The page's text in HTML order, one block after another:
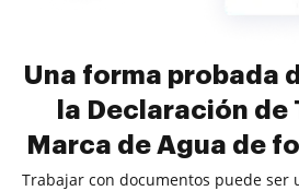
Una forma probada
la Declaración de
Marca de Agua de
Trabajar con documentos puede ser